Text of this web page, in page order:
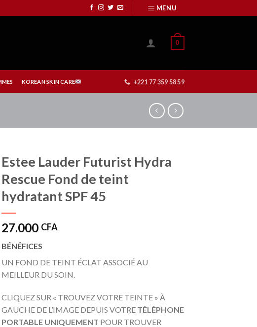
MENU
0
KOREAN SKIN CARE +221 77 359 58 59
Estee Lauder Futurist Hydra
Rescue Fond de teint
hydratant SPF 45
27.000 CFA
BÉNÉFICES
UN FOND DE TEINT ÉCLAT ASSOCIÉ AU
MEILLEUR DU SOIN.
CLIQUEZ SUR « TROUVEZ VOTRE TEINTE » À
GAUCHE DE L’IMAGE DEPUIS VOTRE TÉLÉPHONE
PORTABLE UNIQUEMENT POUR TROUVER